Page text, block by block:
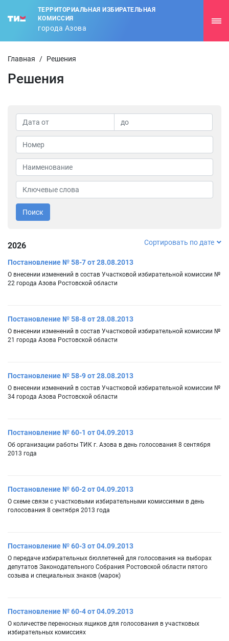
ТЕРРИТОРИАЛЬНАЯ ИЗБИРАТЕЛЬНАЯ
КОМИССИЯ
города Азова
Главная / Решения
Решения
Поиск
2026 Сортировать по дате
Постановление № 58-7 от 28.08.2013
О внесении изменений в состав Участковой избирательной комиссии №
22 города Азова Ростовской области
Постановление № 58-8 от 28.08.2013
О внесении изменений в состав Участковой избирательной комиссии №
21 города Азова Ростовской области
Постановление № 58-9 от 28.08.2013
О внесении изменений в состав Участковой избирательной комиссии №
34 города Азова Ростовской области
Постановление № 60-1 от 04.09.2013
Об организации работы ТИК г. Азова в день голосования 8 сентября
2013 года
Постановление № 60-2 от 04.09.2013
О схеме связи с участковыми избирательными комиссиями в день
голосования 8 сентября 2013 года
Постановление № 60-3 от 04.09.2013
О передаче избирательных бюллетеней для голосования на выборах
депутатов Законодательного Собрания Ростовской области пятого
созыва и специальных знаков (марок)
Постановление № 60-4 от 04.09.2013
О количестве переносных ящиков для голосования в участковых
избирательных комиссиях